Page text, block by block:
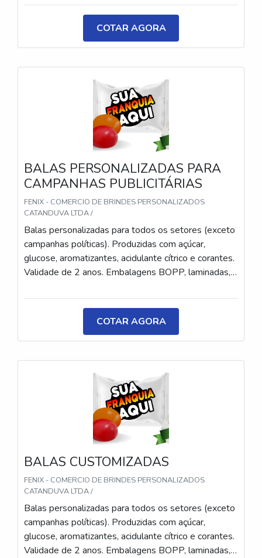
ou P&B em alta qualidade, tinta atóxica. Medida: 5 ×
3,5 cm. Sabores variados (frutas, café, menta etc.) e
diferentes tipos (balas, gomas, chicletes, recheadas
e pastilhas). Produto sem glúten.
COTAR AGORA
BALAS PERSONALIZADAS PARA
CAMPANHAS PUBLICITÁRIAS
FENIX - COMERCIO DE BRINDES PERSONALIZADOS
CATANDUVA LTDA /
Balas personalizadas para todos os setores (exceto
campanhas políticas). Produzidas com açúcar,
glucose, aromatizantes, acidulante cítrico e corantes.
Validade de 2 anos. Embalagens BOPP, laminadas,
ou P&B em alta qualidade, tinta atóxica. Medida: 5 ×
3,5 cm. Sabores variados (frutas, café, menta etc.) e
diferentes tipos (balas, gomas, chicletes, recheadas
e pastilhas). Produto sem glúten.
COTAR AGORA
BALAS CUSTOMIZADAS
FENIX - COMERCIO DE BRINDES PERSONALIZADOS
CATANDUVA LTDA /
Balas personalizadas para todos os setores (exceto
campanhas políticas). Produzidas com açúcar,
glucose, aromatizantes, acidulante cítrico e corantes.
Validade de 2 anos. Embalagens BOPP, laminadas,